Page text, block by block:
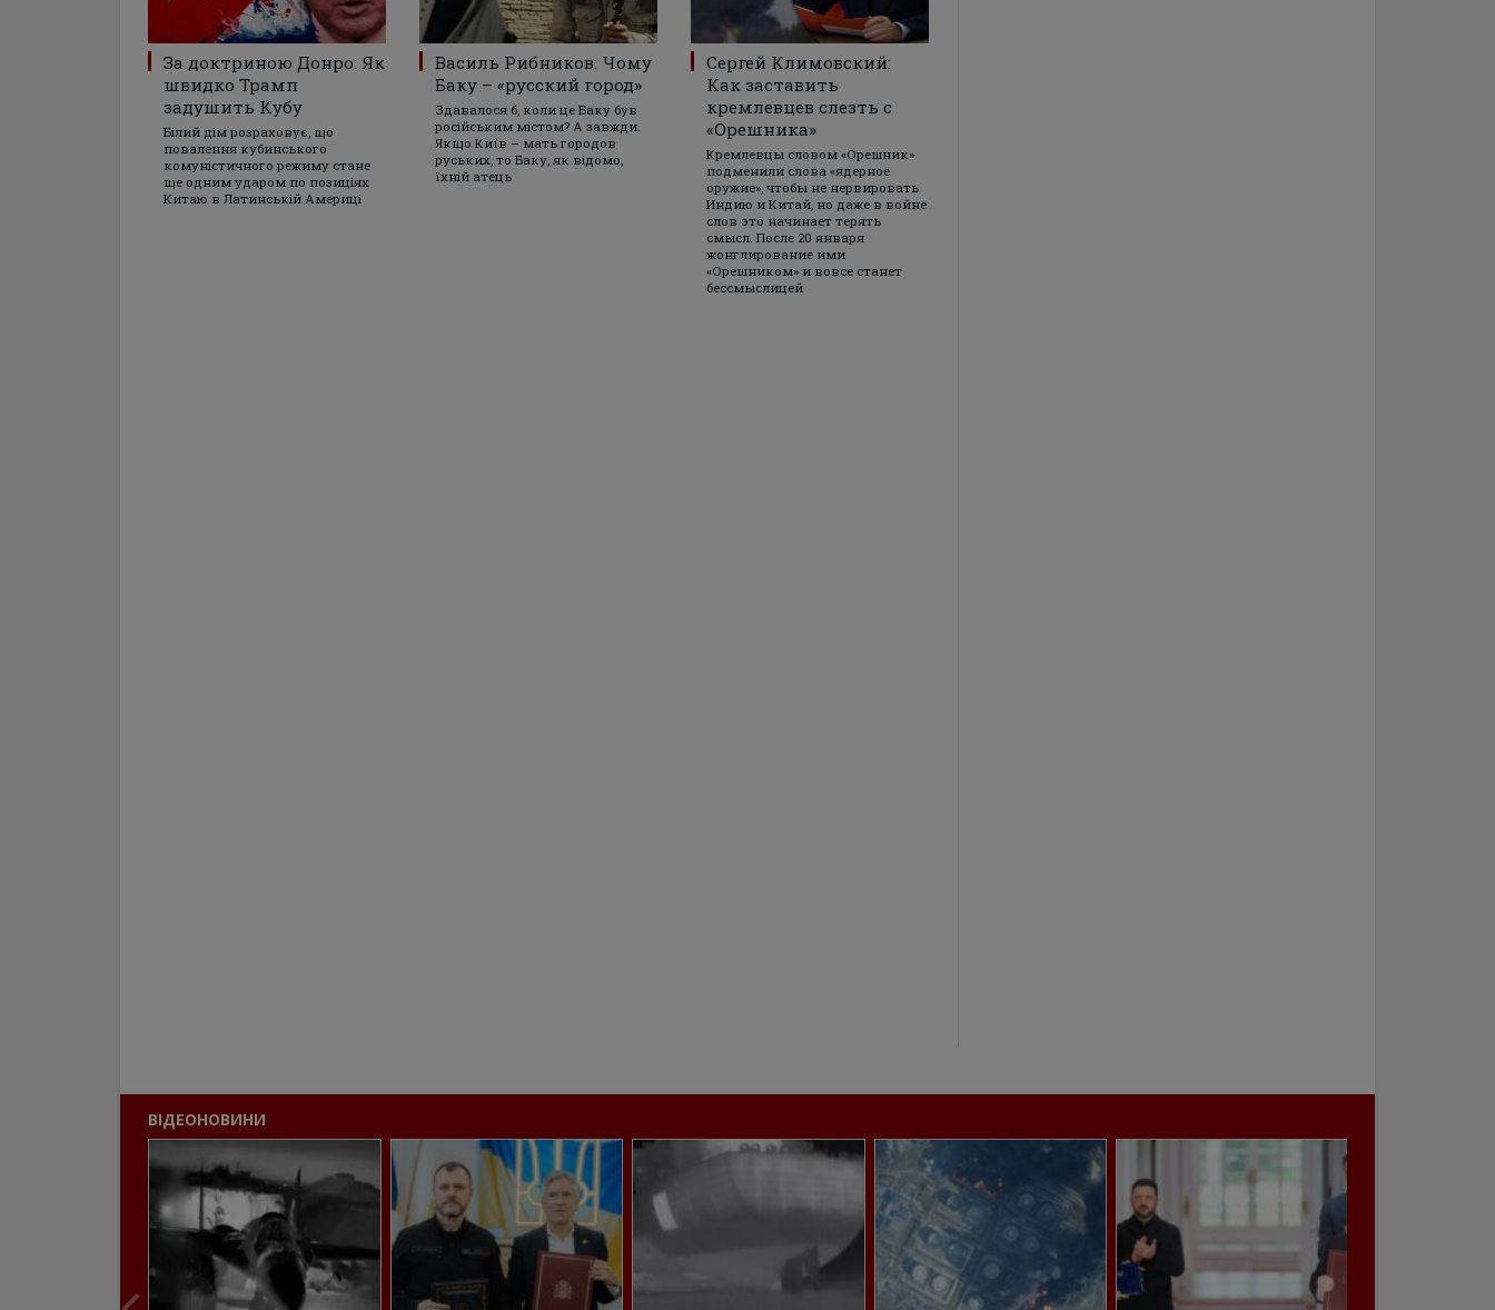
За доктриною Донро: Як
швидко Трамп
задушить Кубу
Білий дім розраховує, що
повалення кубинського
комуністичного режиму стане
ще одним ударом по позиціях
Китаю в Латинській Америці
Василь Рибников: Чому
Баку – «русский город»
Здавалося б, коли це Баку був
російським містом? А завжди.
Якщо Київ – мать городов
руських, то Баку, як відомо,
їхній атець
Сергей Климовский:
Как заставить
кремлевцев слезть с
«Орешника»
Кремлевцы словом «Орешник»
подменили слова «ядерное
оружие», чтобы не нервировать
Индию и Китай, но даже в войне
слов это начинает терять
смысл. После 20 января
жонглирование ими
«Орешником» и вовсе станет
бессмыслицей
ВІДЕОНОВИНИ